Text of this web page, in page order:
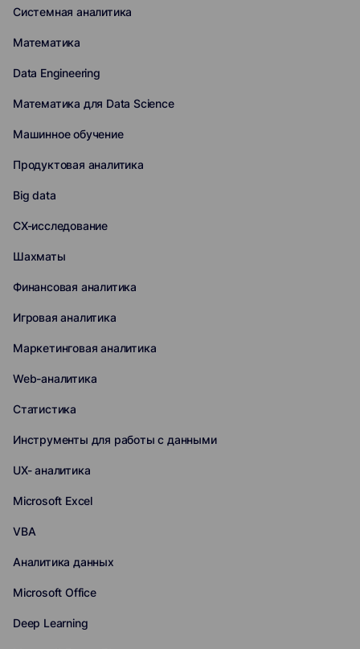
Системная аналитика
Математика
Data Engineering
Математика для Data Science
Машинное обучение
Продуктовая аналитика
Big data
CX-исследование
Шахматы
Финансовая аналитика
Игровая аналитика
Маркетинговая аналитика
Web-аналитика
Статистика
Инструменты для работы с данными
UX- аналитика
Microsoft Excel
VBA
Аналитика данных
Microsoft Office
Deep Learning